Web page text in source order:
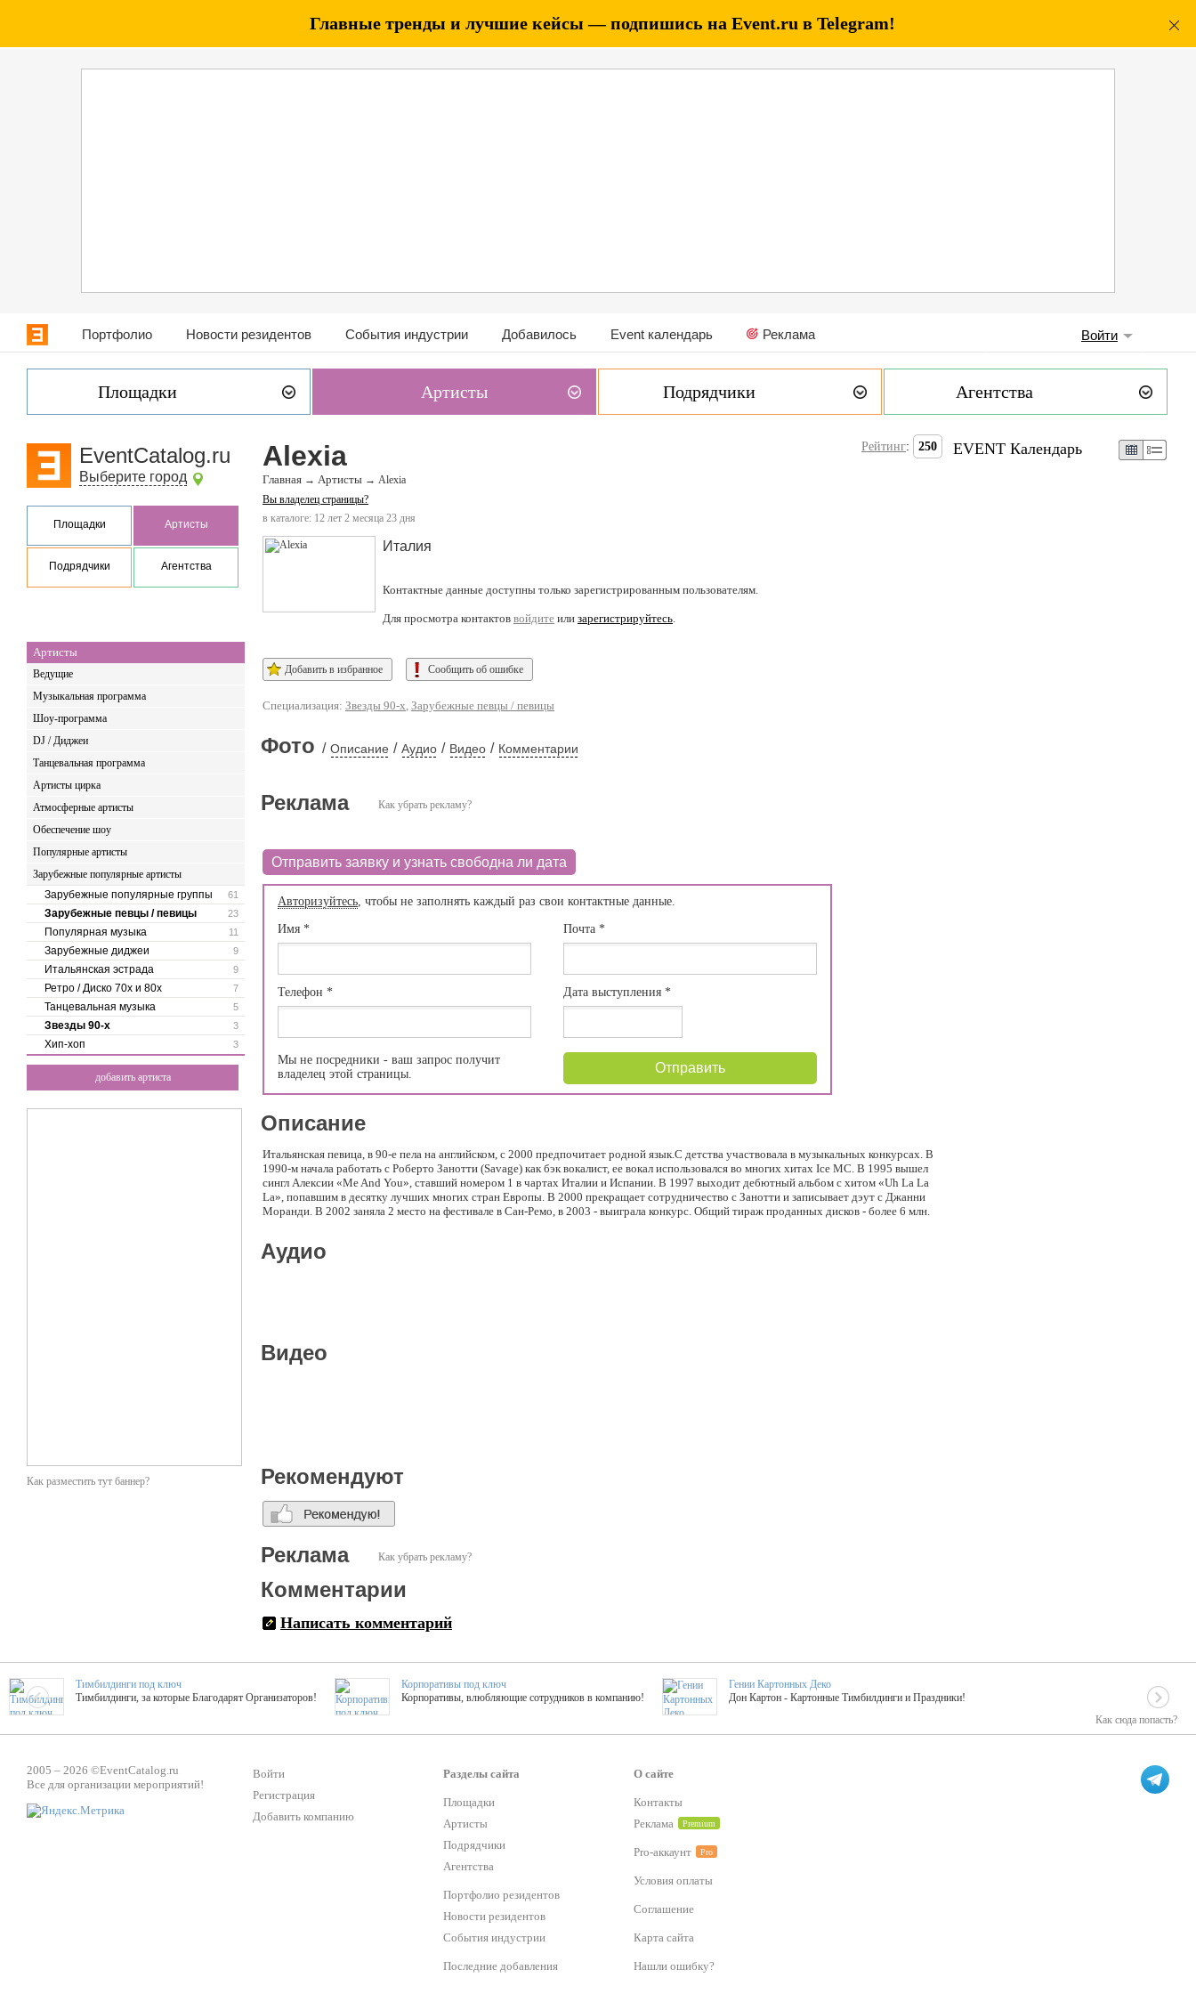
Главные тренды и лучшие кейсы — подпишись на Event.ru в Telegram!
Портфолио Новости резидентов События индустрии Добавилось Event календарь Реклама Войти
Площадки Артисты Подрядчики Агентства
EventCatalog.ru
Выберите город
Площадки Артисты
Подрядчики Агентства
Артисты
Ведущие
Музыкальная программа
Шоу-программа
DJ / Диджеи
Танцевальная программа
Артисты цирка
Атмосферные артисты
Обеспечение шоу
Популярные артисты
Зарубежные популярные артисты
61
Зарубежные популярные группы
23
Зарубежные певцы / певицы
11
Популярная музыка
9
Зарубежные диджеи
9
Итальянская эстрада
7
Ретро / Диско 70х и 80х
5
Танцевальная музыка
3
Звезды 90-х
3
Хип-хоп
добавить артиста
Как разместить тут баннер?
Alexia
Главная → Артисты → Alexia
Вы владелец страницы?
в каталоге: 12 лет 2 месяца 23 дня
Рейтинг: 250
Италия
Контактные данные доступны только зарегистрированным пользователям.
Для просмотра контактов войдите или зарегистрируйтесь.
Добавить в избранное Сообщить об ошибке
Специализация: Звезды 90-х, Зарубежные певцы / певицы
Фото / Описание / Аудио / Видео / Комментарии
Как убрать рекламу?
Реклама
Отправить заявку и узнать свободна ли дата
Авторизуйтесь, чтобы не заполнять каждый раз свои контактные данные.
Имя *
Телефон *
Мы не посредники - ваш запрос получит
владелец этой страницы.
Почта*
Дата выступления*
Отправить
Описание
Итальянская певица, в 90-е пела на английском, с 2000 предпочитает родной язык.С детства участвовала в музыкальных конкурсах. В
1990-м начала работать с Роберто Занотти (Savage) как бэк вокалист, ее вокал использовался во многих хитах Ice MC. В 1995 вышел
сингл Алексии «Me And You», ставший номером 1 в чартах Италии и Испании. В 1997 выходит дебютный альбом с хитом «Uh La La
La», попавшим в десятку лучших многих стран Европы. В 2000 прекращает сотрудничество с Занотти и записывает дэут с Джанни
Моранди. В 2002 заняла 2 место на фестивале в Сан-Ремо, в 2003 - выиграла конкурс. Общий тираж проданных дисков - более 6 млн.
Аудио
Видео
Рекомендуют
Как убрать рекламу?
Реклама
Комментарии
Написать комментарий
EVENT Календарь
Как сюда попасть?
Тимбилдинги под ключ
Тимбилдинги, за которые Благодарят Организаторов!
Корпоративы под ключ
Корпоративы, влюбляющие сотрудников в компанию!
Гении Картонных Деко
Дон Картон - Картонные Тимбилдинги и Праздники!
ТОПовые мастер-классы на мероприятие! Гибкие цены!
ShowTex - Декор и Ди
Мастер-классы
ТОП 25 активностей! Смета за 15 минут!
Букинг компания №1
Оперативная информация о любых зарубежных артистах
Каждый второй заказ контента со скидкой в 15%
Хотите весело?
Тематический БАР от 50 000 р.
2005 – 2026 ©EventCatalog.ru
Все для организации мероприятий!
Войти
Регистрация
Добавить компанию
Разделы сайта
Площадки
Артисты
Подрядчики
Агентства
Портфолио резидентов
Новости резидентов
События индустрии
Последние добавления
О сайте
Контакты
Реклама
Premium
Pro-аккаунт Pro
Условия оплаты
Соглашение
Карта сайта
Нашли ошибку?